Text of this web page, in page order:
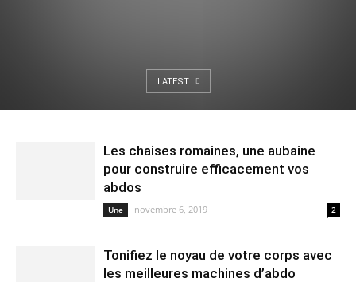
LATEST
Les chaises romaines, une aubaine
pour construire efficacement vos
abdos
Une novembre 6, 2019 2
Tonifiez le noyau de votre corps avec
les meilleures machines d’abdo